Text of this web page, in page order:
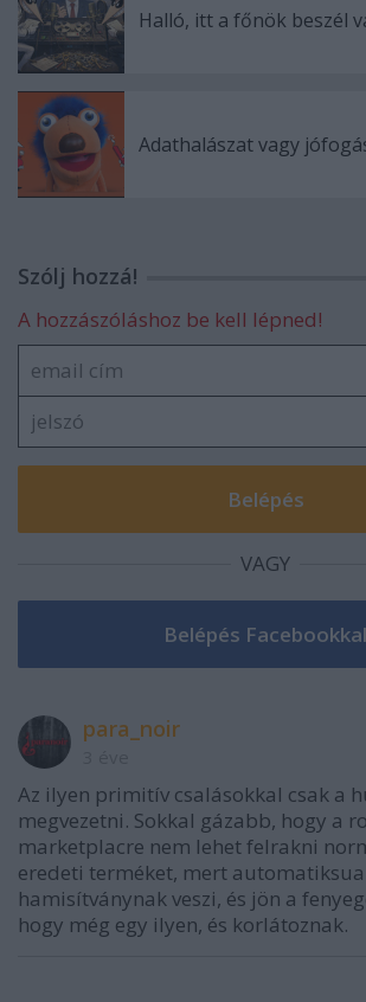
Halló, itt a főnök beszél
Adathalászat vagy
Szólj hozzá!
A hozzászóláshoz be kell lépned!
VAGY
para_noir
Az ilyen primitív csalásokkal csak a
megvezetni. Sokkal gázabb, hogy a
marketplacre nem lehet felrakni
eredeti terméket, mert
hamisítványnak veszi, és jön a
hogy még egy ilyen, és korlátoznak.